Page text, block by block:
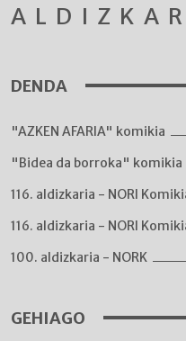
DENDA
"AZKEN AFARIA" komikia
"Bidea da borroka" komikia
116. aldizkaria - NORI
116. aldizkaria - NORI
100. aldizkaria - NORK
GEHIAGO